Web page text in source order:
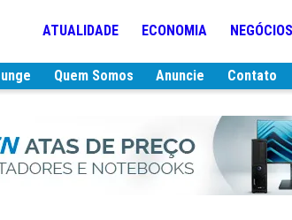
ATUALIDADE ECONOMIA NEGÓCIOS
Quem Somos Anuncie Contato